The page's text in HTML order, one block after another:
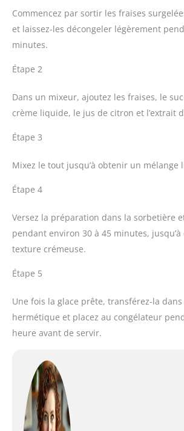
Commencez par sortir les fraises
et laissez-les décongeler légèrement
minutes.
Étape 2
Dans un mixeur, ajoutez les fraises, le
crème liquide, le jus de citron et l’extrait
Étape 3
Mixez le tout jusqu’à obtenir un mélange
Étape 4
Versez la préparation dans la sorbetière
pendant environ 30 à 45 minutes,
texture crémeuse.
Étape 5
Une fois la glace prête, transférez-la
hermétique et placez au congélateur
heure avant de servir.